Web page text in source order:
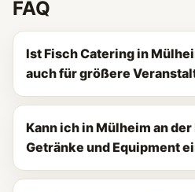
FAQ
Ist Fisch Catering in
auch für größere
Kann ich in Mülheim an
Getränke und Equipment